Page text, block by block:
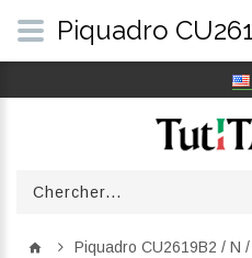
Piquadro CU2619B2 / N